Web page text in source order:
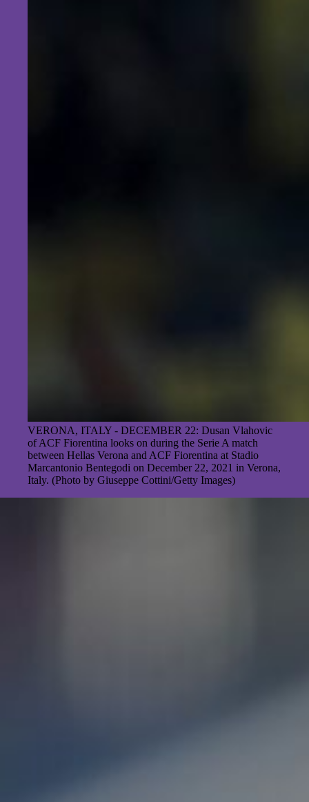
VERONA, ITALY - DECEMBER 22: Dusan Vlahovic
of ACF Fiorentina looks on during the Serie A match
between Hellas Verona and ACF Fiorentina at Stadio
Marcantonio Bentegodi on December 22, 2021 in Verona,
Italy. (Photo by Giuseppe Cottini/Getty Images)